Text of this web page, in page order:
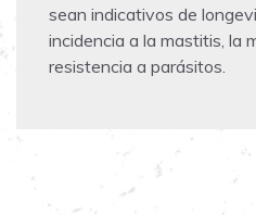
sean indicativos de
incidencia a la mastitis, la
resistencia a parásitos.